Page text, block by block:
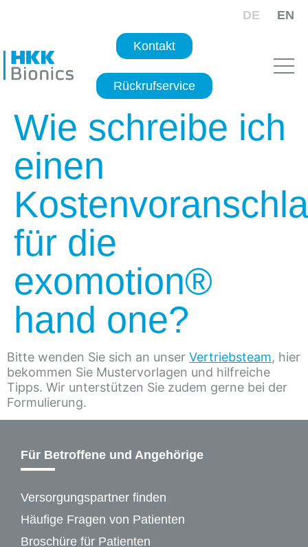
DE EN
Kontakt
Rückrufservice
Wie schreibe ich
einen
für die
exomotion®
hand one?
Bitte wenden Sie sich an unser Vertriebsteam, hier
bekommen Sie Mustervorlagen und hilfreiche
Tipps. Wir unterstützen Sie zudem gerne bei der
Formulierung.
Für Betroffene und Angehörige
Versorgungspartner finden
Häufige Fragen von Patienten
Broschüre für Patienten